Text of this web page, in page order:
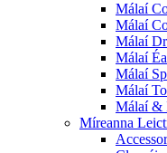
Málaí
Málaí
Málaí
Málaí
Málaí
Málaí
Málaí &
Míreanna